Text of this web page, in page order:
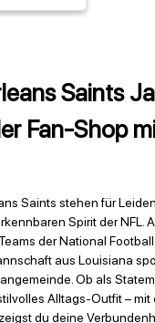
Saints
Fan-Shop
Saints stehen für
Spirit der NFL.
der National Football
aus Louisiana
Ob als
Alltags-Outfit – mit
du deine